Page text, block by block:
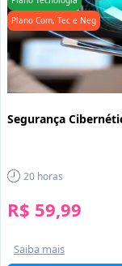
Plano Com, Tec e Neg
Segurança
20 horas
R$ 59,99
Saiba mais